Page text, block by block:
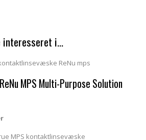
interesseret i…
MPS Multi-Purpose Solution